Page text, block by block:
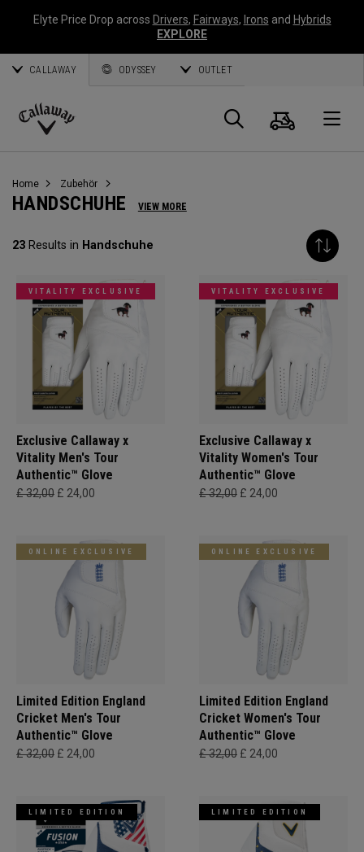
Elyte Price Drop across Drivers, Fairways, Irons and Hybrids
EXPLORE
CALLAWAY ODYSSEY OUTLET
Callaway
Suche
Home Zubehör
HANDSCHUHE VIEW MORE
23 Results in Handschuhe
VITALITY EXCLUSIVE
Exclusive Callaway x
Vitality Men's Tour
Authentic™ Glove
£ 32,00 £ 24,00
VITALITY EXCLUSIVE
Exclusive Callaway x
Vitality Women's Tour
Authentic™ Glove
£ 32,00 £ 24,00
ONLINE EXCLUSIVE
Limited Edition England
Cricket Men's Tour
Authentic™ Glove
£ 32,00 £ 24,00
ONLINE EXCLUSIVE
Limited Edition England
Cricket Women's Tour
Authentic™ Glove
£ 32,00 £ 24,00
LIMITED EDITION LIMITED EDITION